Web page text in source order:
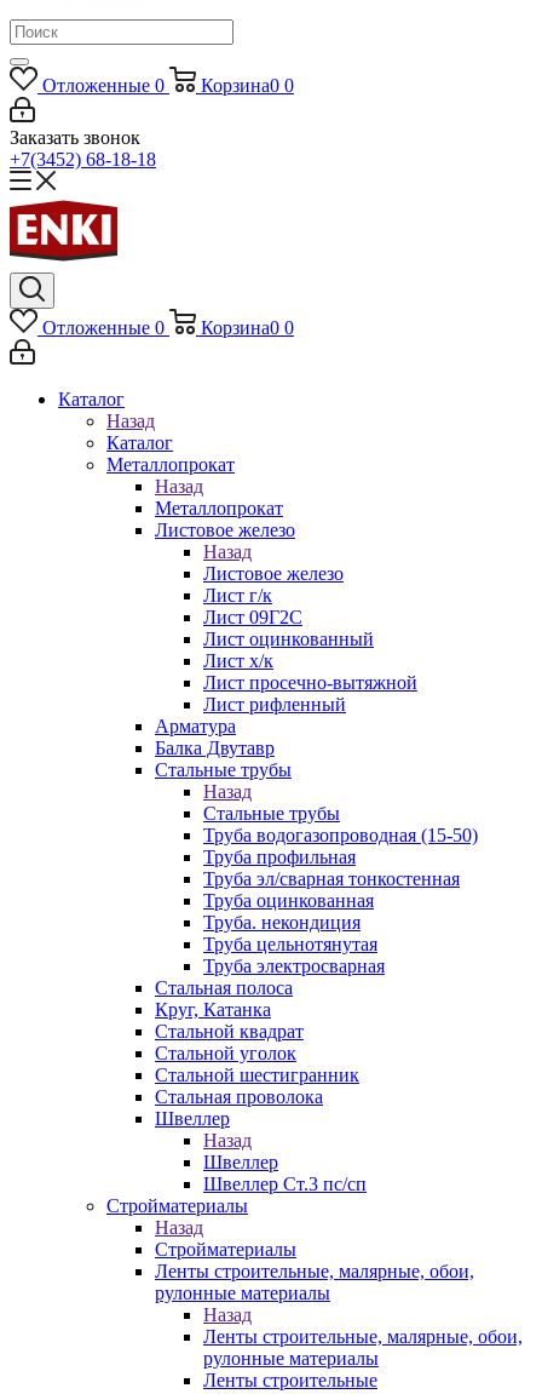
Отложенные 0 Корзина0 0
Заказать звонок
+7(3452) 68-18-18
Отложенные 0 Корзина0 0
Каталог
Назад
Каталог
Металлопрокат
Назад
Металлопрокат
Листовое железо
Назад
Листовое железо
Лист г/к
Лист 09Г2С
Лист оцинкованный
Лист х/к
Лист просечно-вытяжной
Лист рифленный
Арматура
Балка Двутавр
Стальные трубы
Назад
Стальные трубы
Труба водогазопроводная (15-50)
Труба профильная
Труба эл/сварная тонкостенная
Труба оцинкованная
Труба. некондиция
Труба цельнотянутая
Труба электросварная
Стальная полоса
Круг, Катанка
Стальной квадрат
Стальной уголок
Стальной шестигранник
Стальная проволока
Швеллер
Назад
Швеллер
Швеллер Ст.3 пс/сп
Стройматериалы
Назад
Стройматериалы
Ленты строительные, малярные, обои,
рулонные материалы
Назад
Ленты строительные, малярные, обои,
рулонные материалы
Ленты строительные